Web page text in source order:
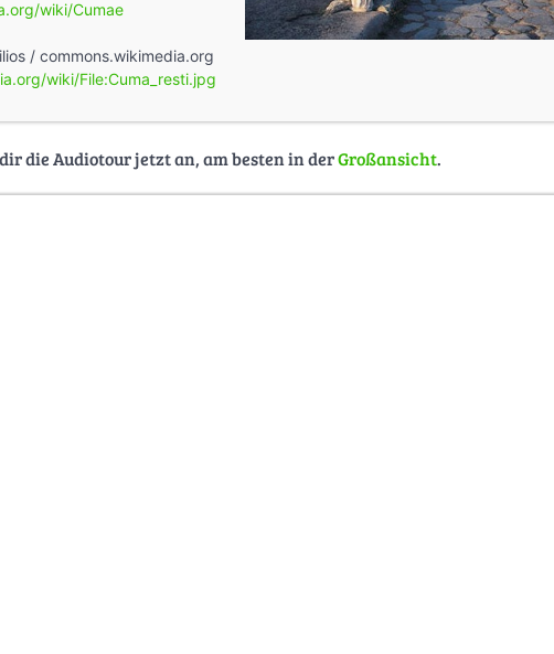
wiki/Cumae
/ commons.wikimedia.org
wiki/File:Cuma_resti.jpg
die Audiotour jetzt an, am besten in derGroßansicht.